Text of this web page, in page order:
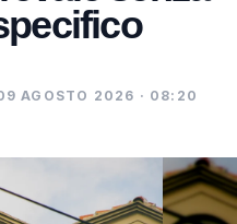
AGOSTO 2026 · 08:20